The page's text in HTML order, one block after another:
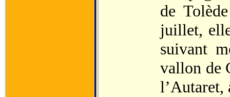
de
juillet,
suivant
vallon de
l’Autaret,